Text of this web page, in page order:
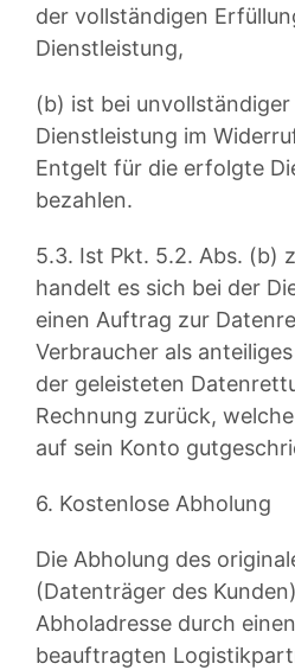
der vollständigen
Dienstleistung,
(b) ist bei
Dienstleistung im
Entgelt für die erfolgte
bezahlen.
5.3. Ist Pkt. 5.2. Abs. (b)
handelt es sich bei der
einen Auftrag zur
Verbraucher als
der geleisteten
Rechnung zurück,
auf sein Konto
6. Kostenlose Abholung
Die Abholung des
(Datenträger des
Abholadresse durch
beauftragten